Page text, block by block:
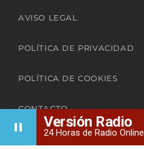
pause Versión Radio
24 Horas de Radio Online
AVISO LEGAL
POLÍTICA DE PRIVACIDAD
POLÍTICA DE COOKIES
CONTACTO